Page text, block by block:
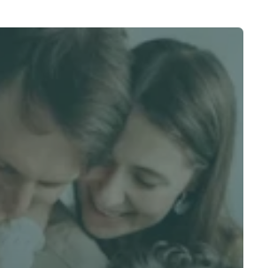
Choisissez Alea